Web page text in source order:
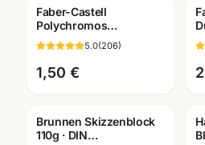
Faber-Castell
Polychromos
Künstlerfarbstifte ·
Einzelstift alle Farben ·
Mannheim
5.0(206)
1,50 €
Brunnen Skizzenblock
110g · DIN